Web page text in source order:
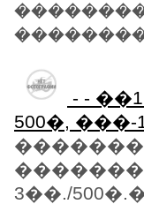
- -
500�, ���-
3��./